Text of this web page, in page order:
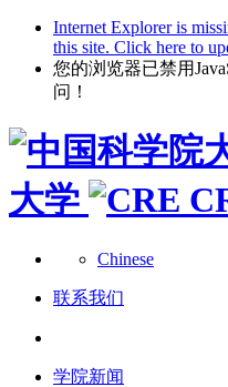
Internet Explorer is
this site. Click here to
您的浏览器已禁用
问！
大学
Chinese
联系我们
学院新闻